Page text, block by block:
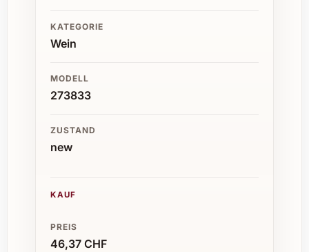
KATEGORIE
Wein
MODELL
273833
ZUSTAND
new
KAUF
PREIS
46,37 CHF